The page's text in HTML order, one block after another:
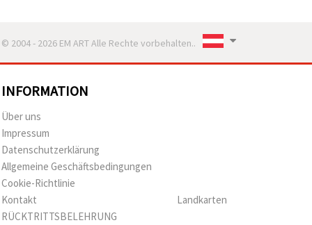
© 2004 - 2026 EM ART Alle Rechte vorbehalten..
INFORMATION
Über uns
Impressum
Datenschutzerklärung
Allgemeine Geschäftsbedingungen
Cookie-Richtlinie
Kontakt
RÜCKTRITTSBELEHRUNG
Landkarten